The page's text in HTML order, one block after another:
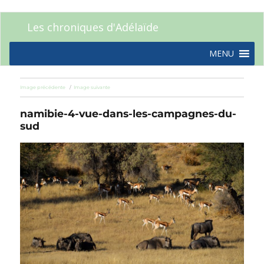
Les chroniques d'Adélaïde
MENU
Image précédente Image suivante
namibie-4-vue-dans-les-campagnes-du-
sud